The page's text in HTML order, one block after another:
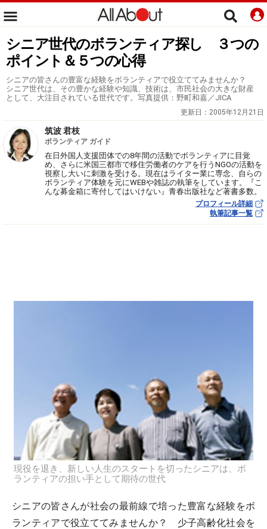
シニア世代のボランティア探し ３つの
ポイント＆５つの心得
シニアの皆さんの豊富な経験をボランティアで役立ててみませんか？
シニア世代は、その豊かな経験や知識、技術は、市民社会の大きな財産
として、大注目されている世代です。写真提供：野町和嘉／JICA
更新日： 2005年12月21日
筑波 君枝
ボランティア ガイド
在日外国人支援団体での8年間の活動でボランティアに目覚
め、さらに米国三都市で移住労働者のケアを行うNGOの活動を
視察し大いに刺激を受ける。現在はライター業に専念、自らの
ボランティア体験を元にWEBや雑誌の執筆をしています。『こ
んな募金箱に寄付してはいけない』青春出版社など著書多数。
プロフィール詳細
執筆記事一覧
現役を退き、新しい人生のスタートを切ったシニアは、ボ
ランティアの担い手として期待の世代
シニアの皆さんが社会の最前線で培った豊富な経験をボ
ランティアで役立ててみませんか？ 少子高齢化社会を